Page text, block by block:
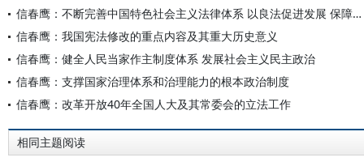
信春鹰：不断完善中国特色社会主义法律体系 以良法促进发展 保障善治
信春鹰：我国宪法修改的重点内容及其重大历史意义
信春鹰：健全人民当家作主制度体系 发展社会主义民主政治
信春鹰：支撑国家治理体系和治理能力的根本政治制度
信春鹰：改革开放40年全国人大及其常委会的立法工作
相同主题阅读